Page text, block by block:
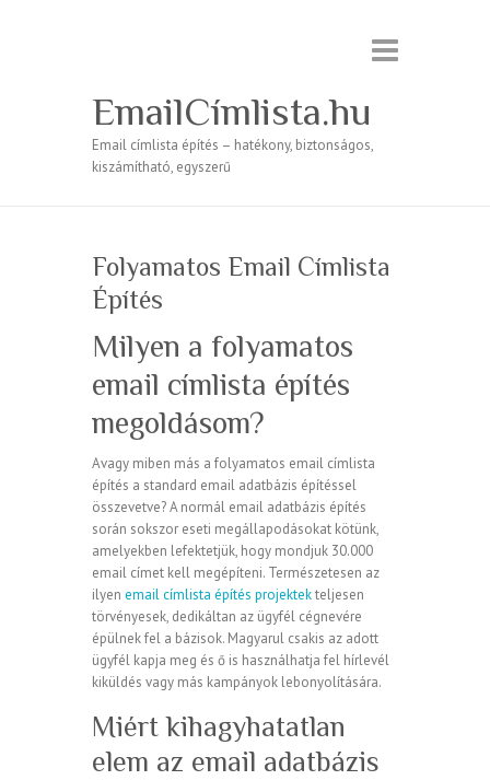
EmailCímlista.hu
Email címlista építés – hatékony, biztonságos,
kiszámítható, egyszerű
Folyamatos Email Címlista
Építés
Milyen a folyamatos
email címlista építés
megoldásom?
Avagy miben más a folyamatos email címlista
építés a standard email adatbázis építéssel
összevetve? A normál email adatbázis építés
során sokszor eseti megállapodásokat kötünk,
amelyekben lefektetjük, hogy mondjuk 30.000
email címet kell megépíteni. Természetesen az
ilyen email címlista építés projektekteljesen
törvényesek, dedikáltan az ügyfél cégnevére
épülnek fel a bázisok. Magyarul csakis az adott
ügyfél kapja meg és ő is használhatja fel hírlevél
kiküldés vagy más kampányok lebonyolítására.
Miért kihagyhatatlan
elem az email adatbázis